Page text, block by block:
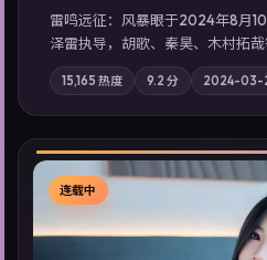
雷鸣远征：风暴眼于2024年8月
泽雷执导，胡歌、秦昊、木村拓
轴，旧案重提，真相与谎言在同
强化地域气质；站内亦可通过「国
看」延展检索同类型高分佳作，
15,165 热度 9.2 分 2024-03-
连载中